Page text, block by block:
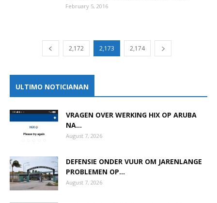
February 5, 2016
2,172 2,173 2,174
ULTIMO NOTICIANAN
VRAGEN OVER WERKING HIX OP ARUBA
NA...
August 7, 2026
DEFENSIE ONDER VUUR OM JARENLANGE
PROBLEMEN OP...
August 7, 2026